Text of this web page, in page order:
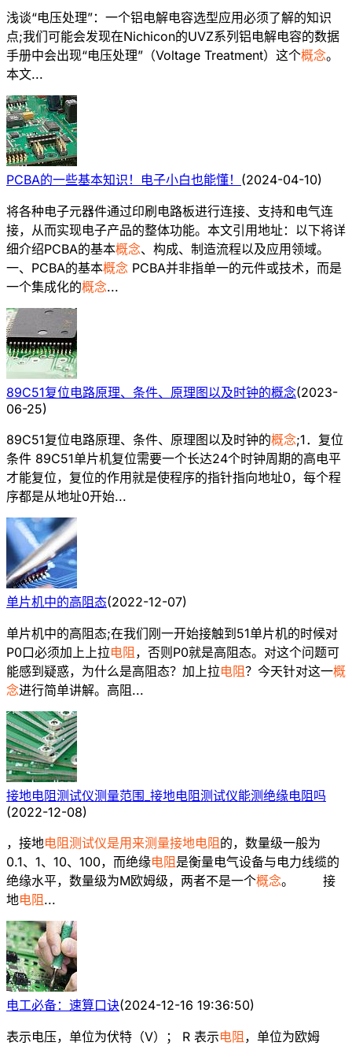
浅谈“电压处理”：一个铝电解电容选型应用必须了解的知识
点;我们可能会发现在Nichicon的UVZ系列铝电解电容的数据
手册中会出现“电压处理”（Voltage Treatment）这个概念。
本文...
PCBA的一些基本知识！电子小白也能懂！ (2024-04-10)
将各种电子元器件通过印刷电路板进行连接、支持和电气连
接，从而实现电子产品的整体功能。本文引用地址：以下将详
细介绍PCBA的基本概念、构成、制造流程以及应用领域。
一、PCBA的基本概念 PCBA并非指单一的元件或技术，而是
一个集成化的概念...
89C51复位电路原理、条件、原理图以及时钟的概念(2023-
06-25)
89C51复位电路原理、条件、原理图以及时钟的概念;1．复位
条件 89C51单片机复位需要一个长达24个时钟周期的高电平
才能复位，复位的作用就是使程序的指针指向地址0，每个程
序都是从地址0开始...
单片机中的高阻态(2022-12-07)
单片机中的高阻态;在我们刚一开始接触到51单片机的时候对
P0口必须加上上拉电阻 ，否则P0就是高阻态。对这个问题可
能感到疑惑，为什么是高阻态？加上拉电阻？今天针对这一概
念进行简单讲解。高阻...
接地电阻测试仪测量范围_接地电阻测试仪能测绝缘电阻吗
(2022-12-08)
，接地电阻测试仪是用来测量接地电阻的，数量级一般为
0.1、1、10、100，而绝缘电阻是衡量电气设备与电力线缆的
绝缘水平，数量级为M欧姆级，两者不是一个概念。 接
地电阻...
电工必备：速算口诀(2024-12-16 19:36:50)
表示电压，单位为伏特（V）； R 表示电阻 ，单位为欧姆